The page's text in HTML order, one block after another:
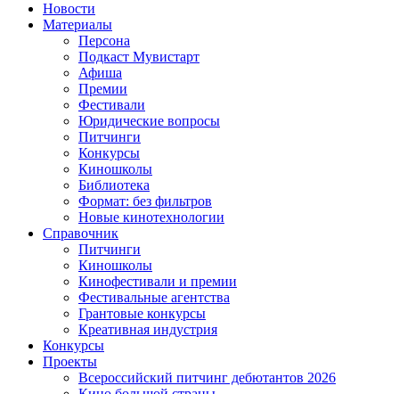
Новости
Материалы
Персона
Подкаст Мувистарт
Афиша
Премии
Фестивали
Юридические вопросы
Питчинги
Конкурсы
Киношколы
Библиотека
Формат: без фильтров
Новые кинотехнологии
Справочник
Питчинги
Киношколы
Кинофестивали и премии
Фестивальные агентства
Грантовые конкурсы
Креативная индустрия
Конкурсы
Проекты
Всероссийский питчинг дебютантов 2026